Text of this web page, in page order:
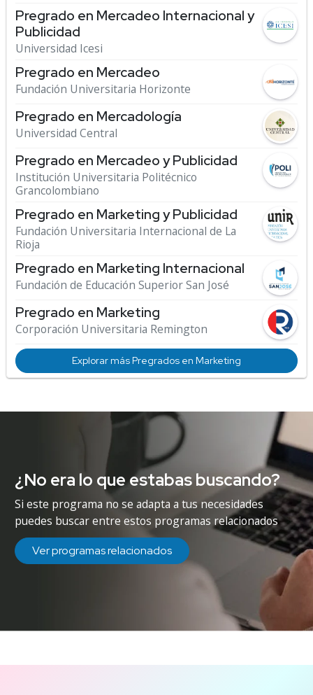
Pregrado en Mercadeo Internacional y
Publicidad
Universidad Icesi
Pregrado en Mercadeo
Fundación Universitaria Horizonte
Pregrado en Mercadología
Universidad Central
Pregrado en Mercadeo y Publicidad
Institución Universitaria Politécnico
Grancolombiano
Pregrado en Marketing y Publicidad
Fundación Universitaria Internacional de La
Rioja
Pregrado en Marketing Internacional
Fundación de Educación Superior San José
Pregrado en Marketing
Corporación Universitaria Remington
Explorar más Pregrados en Marketing
¿No era lo que estabas buscando?
Si este programa no se adapta a tus necesidades
puedes buscar entre estos programas relacionados
Ver programas relacionados